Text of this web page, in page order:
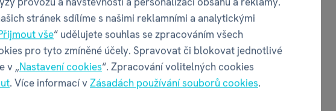
399 Kč 359 Kč
skladem
stránek sdílíme s našimi reklamními a analytickými
vše“ udělujete souhlas se zpracováním všech
pro tyto zmíněné účely. Spravovat či blokovat jednotlivé
v „Nastavení cookies“. Zpracování volitelných cookies
. Více informací vZásadách používání souborů cookies.